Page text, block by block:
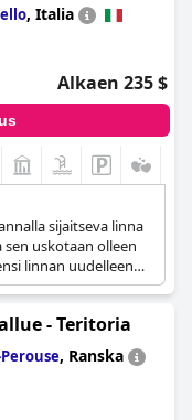
, Italia
Alkaen 235 $
sijaitseva linna
sen uskotaan olleen
linnan uudelleen
kertoja vuosisatojen
vuotta hylättynä,
kerta toisensa
luvulla
joka on säilynyt
- Teritoria
, Ranska